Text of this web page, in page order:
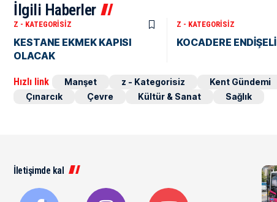
İlgili Haberler
Z - KATEGORISIZ
KESTANE EKMEK KAPISI
OLACAK
Z - KATEGORISIZ
KOCADERE ENDİŞELİ
Hızlı link Manşet z - Kategorisiz Kent Gündemi
Çınarcık
Çevre Kültür & Sanat Sağlık
İletişimde kal